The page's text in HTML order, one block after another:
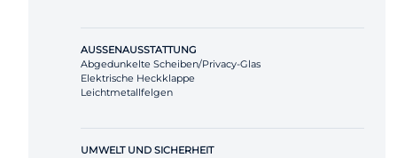
AUSSENAUSSTATTUNG
Abgedunkelte Scheiben/Privacy-Glas
Elektrische Heckklappe
Leichtmetallfelgen
UMWELT UND SICHERHEIT